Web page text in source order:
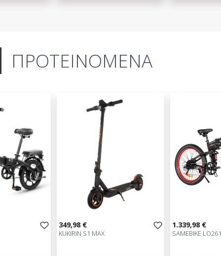
ΠΡΟΤΕΙΝΟΜΕΝΑ
349,98 €
KUKIRIN S1 MAX
1.339,98 €
SAMEBIKE LO26